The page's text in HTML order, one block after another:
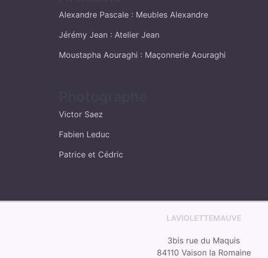
Alexandre Pascale : Meubles Alexandre
Jérémy Jean : Atelier Jean
Moustapha Aouraghi : Maçonnerie Aouraghi
Victor Saez
Fabien Leduc
Patrice et Cédric
LAVIOLETTEMAUVE
3bis rue du Maquis
84110 Vaison la Romaine